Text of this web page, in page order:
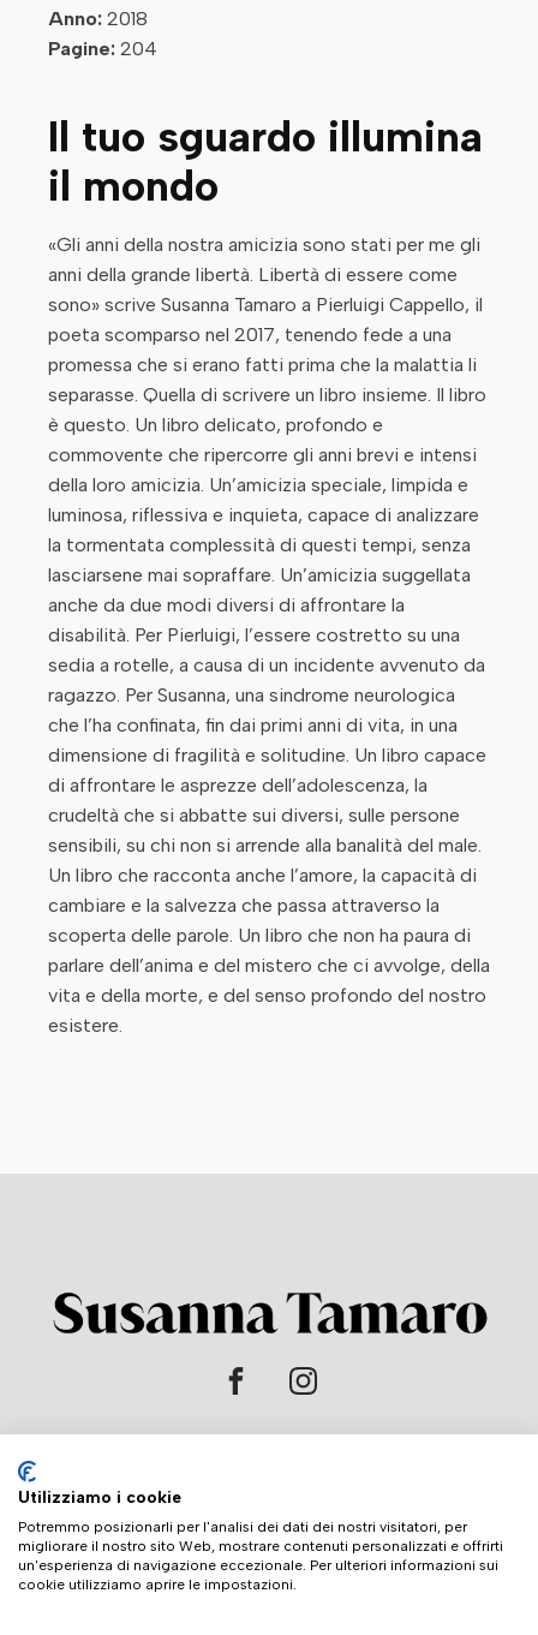
Anno: 2018
Pagine: 204
Il tuo sguardo illumina
il mondo
«Gli anni della nostra amicizia sono stati per me gli
anni della grande libertà. Libertà di essere come
sono» scrive Susanna Tamaro a Pierluigi Cappello, il
poeta scomparso nel 2017, tenendo fede a una
promessa che si erano fatti prima che la malattia li
separasse. Quella di scrivere un libro insieme. Il libro
è questo. Un libro delicato, profondo e
commovente che ripercorre gli anni brevi e intensi
della loro amicizia. Un’amicizia speciale, limpida e
luminosa, riflessiva e inquieta, capace di analizzare
la tormentata complessità di questi tempi, senza
lasciarsene mai sopraffare. Un’amicizia suggellata
anche da due modi diversi di affrontare la
disabilità. Per Pierluigi, l’essere costretto su una
sedia a rotelle, a causa di un incidente avvenuto da
ragazzo. Per Susanna, una sindrome neurologica
che l’ha confinata, fin dai primi anni di vita, in una
dimensione di fragilità e solitudine. Un libro capace
di affrontare le asprezze dell’adolescenza, la
crudeltà che si abbatte sui diversi, sulle persone
sensibili, su chi non si arrende alla banalità del male.
Un libro che racconta anche l’amore, la capacità di
cambiare e la salvezza che passa attraverso la
scoperta delle parole. Un libro che non ha paura di
parlare dell’anima e del mistero che ci avvolge, della
vita e della morte, e del senso profondo del nostro
esistere.
LIBRI
CONTATTI
Utilizziamo i cookie
Potremmo posizionarli per l'analisi dei dati dei nostri visitatori, per
migliorare il nostro sito Web, mostrare contenuti personalizzati e offrirti
un'esperienza di navigazione eccezionale. Per ulteriori informazioni sui
cookie utilizziamo aprire le impostazioni.